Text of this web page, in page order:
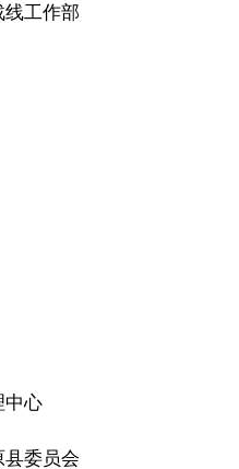
工作部
心
委员会